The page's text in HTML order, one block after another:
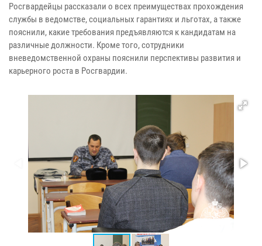
Росгвардейцы рассказали о всех преимуществах прохождения
службы в ведомстве, социальных гарантиях и льготах, а также
пояснили, какие требования предъявляются к кандидатам на
различные должности. Кроме того, сотрудники
вневедомственной охраны пояснили перспективы развития и
карьерного роста в Росгвардии.